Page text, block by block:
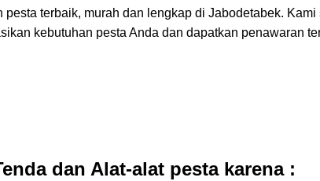
terbaik, murah dan lengkap di Jabodetabek.
kebutuhan pesta Anda dan dapatkan penawaran
dan Alat-alat pesta karena :